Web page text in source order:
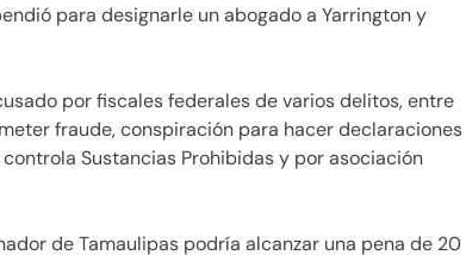
para designarle un abogado a Yarrington y
por fiscales federales de varios delitos, entre
fraude, conspiración para hacer declaraciones
Sustancias Prohibidas y por asociación
de Tamaulipas podría alcanzar una pena de 20